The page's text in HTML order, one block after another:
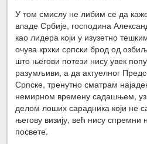
У том смислу не либим се да
владе Србије, господина
као лидера који у изузетно
очува крхки српски брод од
што његови потези нису увек
разумљиви, а да актуелног
Српске, тренутно сматрам
немирном времену садашњем, уз
делом лоших сарадника који не
његову визију, већ нису спремни
посвете.